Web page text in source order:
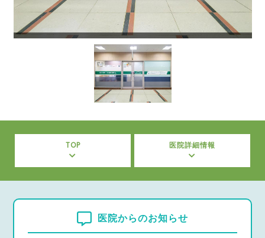
TOP 医院詳細情報
医院からのお知らせ